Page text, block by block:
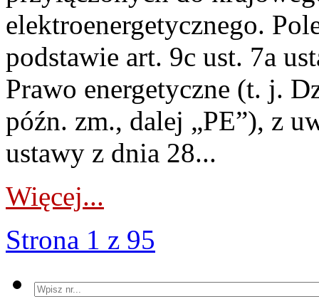
elektroenergetycznego.
podstawie art. 9c ust. 7a
Prawo energetyczne (t. j.
późn. zm., dalej „PE”), z
ustawy z dnia 28...
Więcej...
Strona 1 z 95